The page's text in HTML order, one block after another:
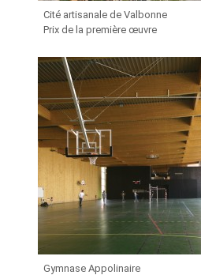
Cité artisanale de Valbonne
Prix de la première œuvre
Gymnase Appolinaire